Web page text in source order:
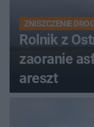
ZNISZCZENIE
Rolnik z
zaoranie
areszt